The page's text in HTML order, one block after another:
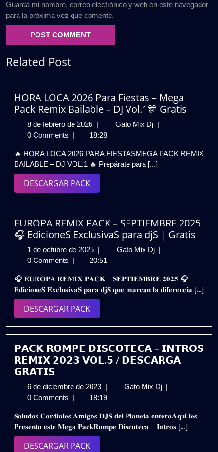
Guarda mi nombre, correo electrónico y web en este navegador
para la próxima vez que comente.
Related Post
HORA LOCA 2026 Para Fiestas – Mega
Pack Remix Bailable – DJ Vol.1🎊 Gratis
8 de febrero de 2026 8
de
de
2026
Gato Mix Dj HORA
Para
Fiestas
Pack
Remix
Bailable
–
DJ
Vol.1
0 Comments
18:28
🔥 HORA LOCA 2026 PARA FIESTASMEGA PACK REMIX
BAILABLE – DJ VOL.1 🔥 Prepárate para [...]
DESCARGAR PACKDESCARGAR
PACK
EUROPA REMIX PACK – SEPTIEMBRE 2025
🎧 EdicioneS ExclusivaS para djS | Gratis
1 de octubre de 2025 1
de
de
2025
Gato Mix Dj EUROPA
–
SEPTIEMBRE
EdicioneS
ExclusivaS
para
djS
0 Comments
20:51
🎧 𝐄𝐔𝐑𝐎𝐏𝐀 𝐑𝐄𝐌𝐈𝐗 𝐏𝐀𝐂𝐊 – 𝐒𝐄𝐏𝐓𝐈𝐄𝐌𝐁𝐑𝐄 𝟐𝟎𝟐𝟓 🎧
𝐄𝐝𝐢𝐜𝐢𝐨𝐧𝐞𝐒 𝐄𝐱𝐜𝐥𝐮𝐬𝐢𝐯𝐚𝐒 𝐩𝐚𝐫𝐚 𝐝𝐣𝐒 𝐪𝐮𝐞 𝐦𝐚𝐫𝐜𝐚𝐧 𝐥𝐚 𝐝𝐢𝐟𝐞𝐫𝐞𝐧𝐜𝐢𝐚 [...]
DESCARGAR PACKDESCARGAR
PACK
𝗣𝗔𝗖𝗞 𝗥𝗢𝗠𝗣𝗘 𝗗𝗜𝗦𝗖𝗢𝗧𝗘𝗖𝗔 – 𝗜𝗡𝗧𝗥𝗢𝗦
𝗥𝗘𝗠𝗜𝗫 𝟮𝟬𝟮𝟯 𝗩𝗢𝗟.𝟱 / 𝗗𝗘𝗦𝗖𝗔𝗥𝗚𝗔
𝗚𝗥𝗔𝗧𝗜𝗦
6 de diciembre de 2023 6
de
de
2023
Gato Mix Dj 𝗣𝗔𝗖𝗞
–
𝗜𝗡𝗧𝗥𝗢𝗦
0 Comments
18:19
𝐒𝐚𝐥𝐮𝐝𝐨𝐬 𝐂𝐨𝐫𝐝𝐢𝐚𝐥𝐞𝐬 𝐀𝐦𝐢𝐠𝐨𝐬 𝐃𝐉𝐒 𝐝𝐞𝐥 𝐏𝐥𝐚𝐧𝐞𝐭𝐚 𝐞𝐧𝐭𝐞𝐫𝐨𝐀𝐪𝐮𝐢́ 𝐥𝐞𝐬
𝐏𝐫𝐞𝐬𝐞𝐧𝐭𝐨 𝐞𝐬𝐭𝐞 𝐌𝐞𝐠𝐚 𝐏𝐚𝐜𝐤𝐑𝐨𝐦𝐩𝐞 𝐃𝐢𝐬𝐜𝐨𝐭𝐞𝐜𝐚 – 𝐈𝐧𝐭𝐫𝐨𝐬 [...]
DESCARGAR PACKDESCARGAR